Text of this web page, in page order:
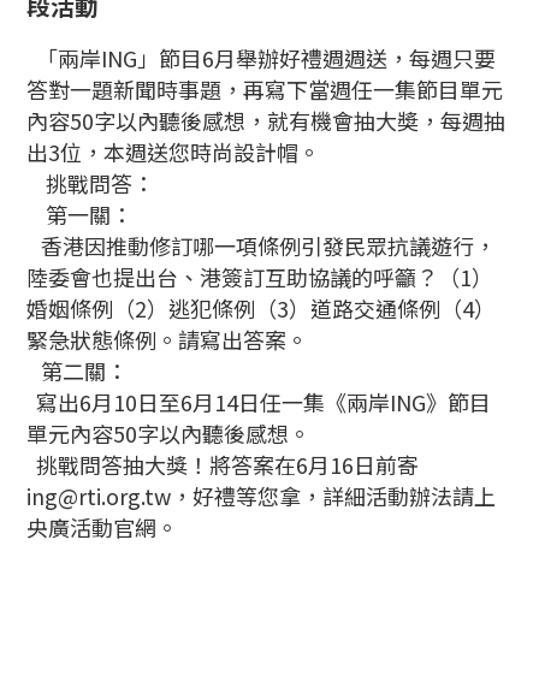
「兩岸ING」節目6月舉辦好禮週週送，每週只要
答對一題新聞時事題，再寫下當週任一集節目單元
內容50字以內聽後感想，就有機會抽大奬，每週抽
出3位，本週送您時尚設計帽。
挑戰問答：
第一關：
香港因推動修訂哪一項條例引發民眾抗議遊行，
陸委會也提出台、港簽訂互助協議的呼籲？（1）
婚姻條例（2）逃犯條例（3）道路交通條例（4）
緊急狀態條例。請寫出答案。
第二關：
寫出6月10日至6月14日任一集《兩岸ING》節目
單元內容50字以內聽後感想。
挑戰問答抽大獎！將答案在6月16日前寄
ing@rti.org.tw，好禮等您拿，詳細活動辦法請上
央廣活動官網。